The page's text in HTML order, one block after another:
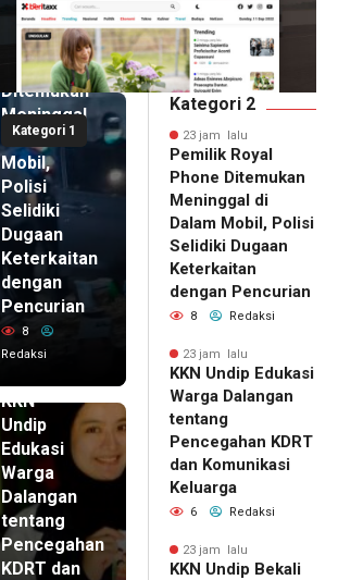
Kategori 1
Pemilik
Royal
Phone
Ditemukan
Meninggal
di Dalam
Mobil,
Polisi
Selidiki
Dugaan
Keterkaitan
dengan
Pencurian
8
Redaksi
KKN
Undip
Edukasi
Warga
Dalangan
tentang
Pencegahan
KDRT dan
Kategori 2
23 jam lalu
Pemilik Royal
Phone Ditemukan
Meninggal di
Dalam Mobil, Polisi
Selidiki Dugaan
Keterkaitan
dengan Pencurian
8 Redaksi
23 jam lalu
KKN Undip Edukasi
Warga Dalangan
tentang
Pencegahan KDRT
dan Komunikasi
Keluarga
6 Redaksi
23 jam lalu
KKN Undip Bekali